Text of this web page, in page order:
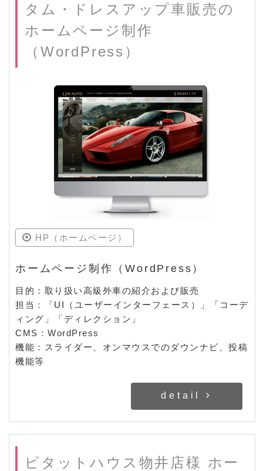
タム・ドレスアップ車販売の
ホームページ制作
（WordPress）
HP（ホームページ）
ホームページ制作（WordPress）
目的：取り扱い高級外車の紹介および販売
担当：「UI（ユーザーインターフェース）」「コーデ
ィング」「ディレクション」
CMS：WordPress
機能：スライダー、オンマウスでのダウンナビ、投稿
機能等
detail
ピタットハウス物井店様 ホー